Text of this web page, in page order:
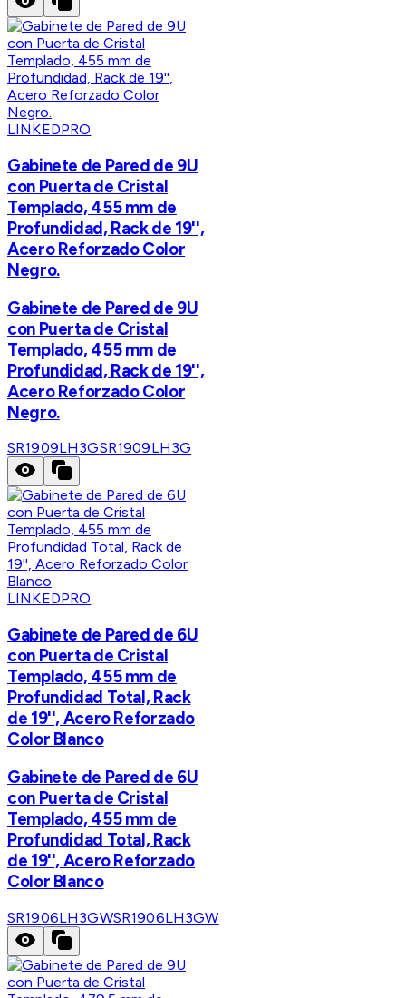
LINKEDPRO
Gabinete de Pared de 9U
con Puerta de Cristal
Templado, 455 mm de
Profundidad, Rack de 19'',
Acero Reforzado Color
Negro.
Gabinete de Pared de 9U
con Puerta de Cristal
Templado, 455 mm de
Profundidad, Rack de 19'',
Acero Reforzado Color
Negro.
SR1909LH3GSR1909LH3G
LINKEDPRO
Gabinete de Pared de 6U
con Puerta de Cristal
Templado, 455 mm de
Profundidad Total, Rack
de 19'', Acero Reforzado
Color Blanco
Gabinete de Pared de 6U
con Puerta de Cristal
Templado, 455 mm de
Profundidad Total, Rack
de 19'', Acero Reforzado
Color Blanco
SR1906LH3GWSR1906LH3GW